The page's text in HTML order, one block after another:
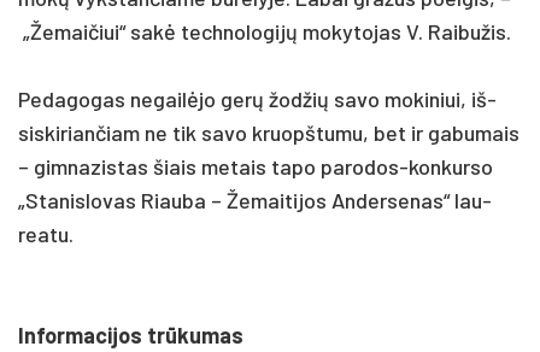
„Že­mai­čiui“ sakė tech­no­lo­gijų mo­ky­to­jas V. Rai­bu­žis.
Pe­da­go­gas ne­gailė­jo gerų žod­žių sa­vo mo­ki­niui, iš­
sis­ki­rian­čiam ne tik sa­vo kruopš­tu­mu, bet ir ga­bu­mais
– gim­na­zis­tas šiais me­tais ta­po pa­ro­dos-kon­kur­so
„Sta­nis­lo­vas Riau­ba – Že­mai­ti­jos An­der­se­nas“ lau­
rea­tu.
In­for­ma­ci­jos trūku­mas